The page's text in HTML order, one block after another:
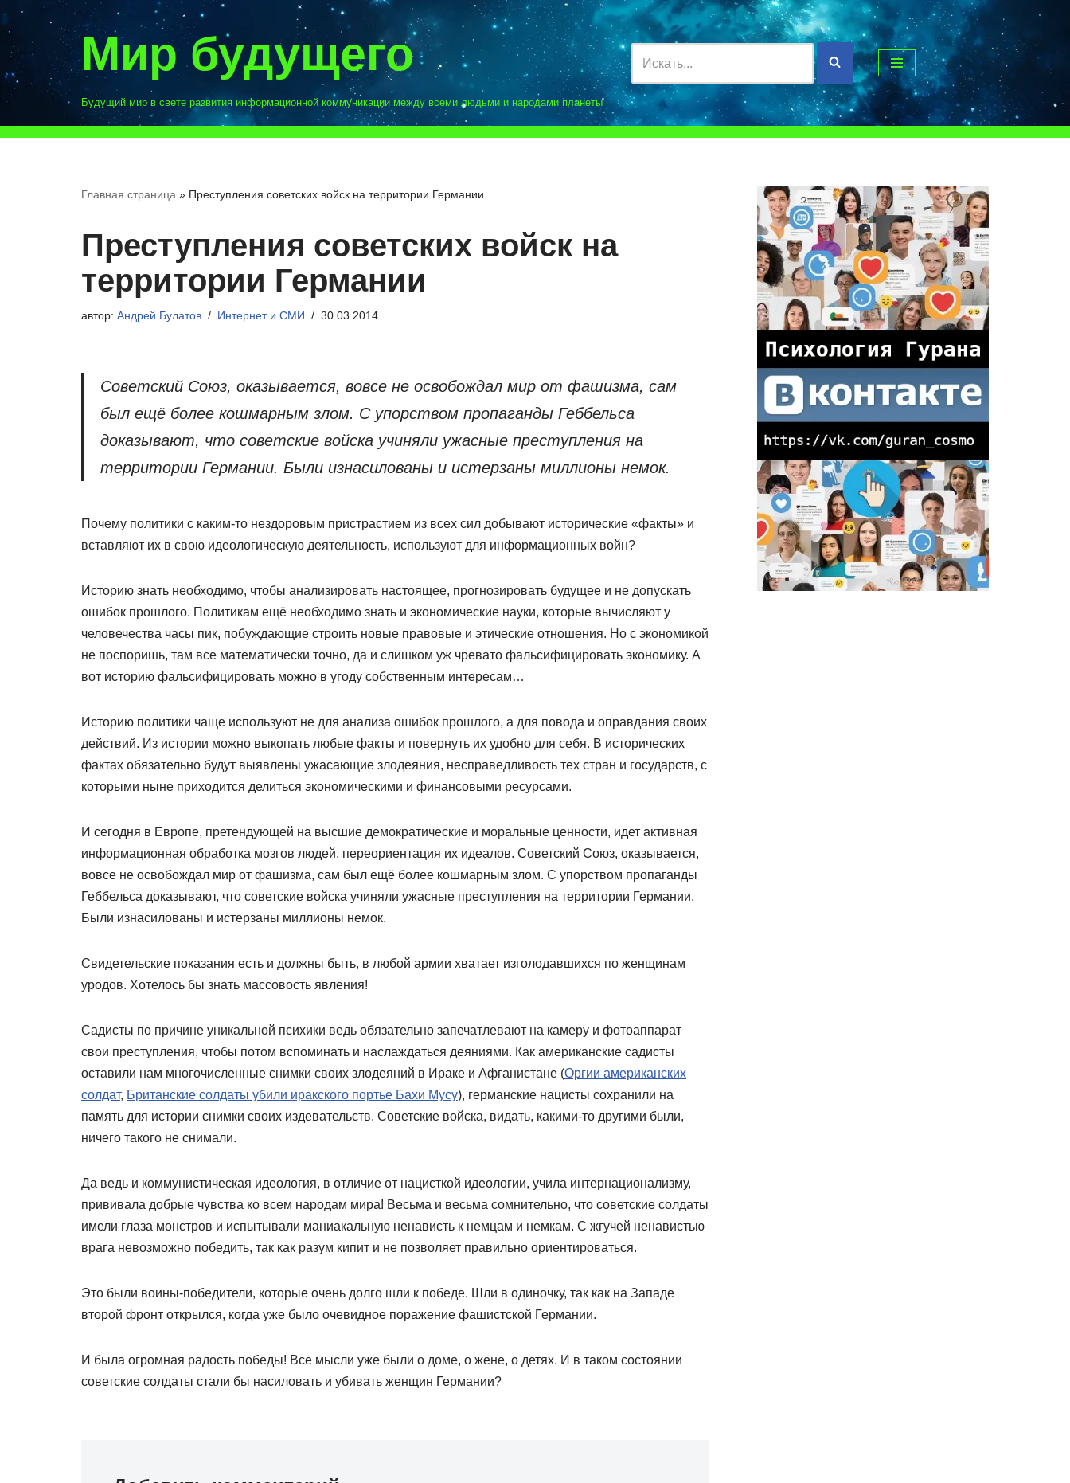
Перейти
к
содержимому
Мир будущего
Будущий мир в свете развития информационной коммуникации между всеми людьми и народами планеты
Главная страница » Преступления советских войск на территории Германии
Преступления советских войск на
территории Германии
автор: Андрей Булатов Интернет и СМИ 30.03.2014
Советский Союз, оказывается, вовсе не освобождал мир от фашизма, сам
был ещё более кошмарным злом. С упорством пропаганды Геббельса
доказывают, что советские войска учиняли ужасные преступления на
территории Германии. Были изнасилованы и истерзаны миллионы немок.
Почему политики с каким-то нездоровым пристрастием из всех сил добывают исторические «факты» и
вставляют их в свою идеологическую деятельность, используют для информационных войн?
Историю знать необходимо, чтобы анализировать настоящее, прогнозировать будущее и не допускать
ошибок прошлого. Политикам ещё необходимо знать и экономические науки, которые вычисляют у
человечества часы пик, побуждающие строить новые правовые и этические отношения. Но с экономикой
не поспоришь, там все математически точно, да и слишком уж чревато фальсифицировать экономику. А
вот историю фальсифицировать можно в угоду собственным интересам…
Историю политики чаще используют не для анализа ошибок прошлого, а для повода и оправдания своих
действий. Из истории можно выкопать любые факты и повернуть их удобно для себя. В исторических
фактах обязательно будут выявлены ужасающие злодеяния, несправедливость тех стран и государств, с
которыми ныне приходится делиться экономическими и финансовыми ресурсами.
И сегодня в Европе, претендующей на высшие демократические и моральные ценности, идет активная
информационная обработка мозгов людей, переориентация их идеалов. Советский Союз, оказывается,
вовсе не освобождал мир от фашизма, сам был ещё более кошмарным злом. С упорством пропаганды
Геббельса доказывают, что советские войска учиняли ужасные преступления на территории Германии.
Были изнасилованы и истерзаны миллионы немок.
Свидетельские показания есть и должны быть, в любой армии хватает изголодавшихся по женщинам
уродов. Хотелось бы знать массовость явления!
Садисты по причине уникальной психики ведь обязательно запечатлевают на камеру и фотоаппарат
свои преступления, чтобы потом вспоминать и наслаждаться деяниями. Как американские садисты
оставили нам многочисленные снимки своих злодеяний в Ираке и Афганистане (Оргии американских
солдат, Британские солдаты убили иракского портье Бахи Мусу), германские нацисты сохранили на
память для истории снимки своих издевательств. Советские войска, видать, какими-то другими были,
ничего такого не снимали.
Да ведь и коммунистическая идеология, в отличие от нацисткой идеологии, учила интернационализму,
прививала добрые чувства ко всем народам мира! Весьма и весьма сомнительно, что советские солдаты
имели глаза монстров и испытывали маниакальную ненависть к немцам и немкам. С жгучей ненавистью
врага невозможно победить, так как разум кипит и не позволяет правильно ориентироваться.
Это были воины-победители, которые очень долго шли к победе. Шли в одиночку, так как на Западе
второй фронт открылся, когда уже было очевидное поражение фашистской Германии.
И была огромная радость победы! Все мысли уже были о доме, о жене, о детях. И в таком состоянии
советские солдаты стали бы насиловать и убивать женщин Германии?